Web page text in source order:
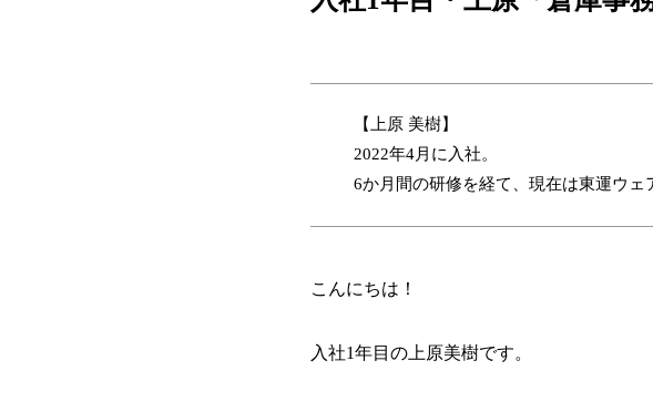
【上原 美樹】
2022年4月に入社。
6か月間の研修を経て、現在は東運ウェ
こんにちは！
入社1年目の上原美樹です。